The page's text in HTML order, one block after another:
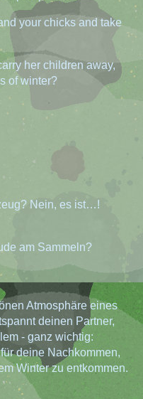
your chicks and take
her children away,
of winter?
Nein, es ist…!
am Sammeln?
Atmosphäre eines
deinen Partner,
- ganz wichtig:
deine Nachkommen,
Winter zu entkommen.